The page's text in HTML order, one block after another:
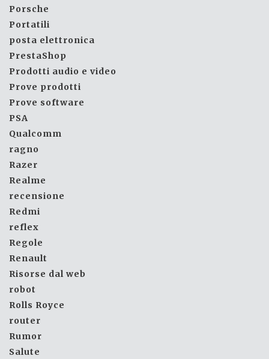
Porsche
Portatili
posta elettronica
PrestaShop
Prodotti audio e video
Prove prodotti
Prove software
PSA
Qualcomm
ragno
Razer
Realme
recensione
Redmi
reflex
Regole
Renault
Risorse dal web
robot
Rolls Royce
router
Rumor
Salute